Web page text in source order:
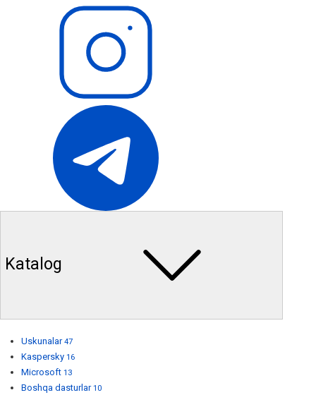
Katalog
Uskunalar 47
Kaspersky 16
Microsoft 13
Boshqa dasturlar 10